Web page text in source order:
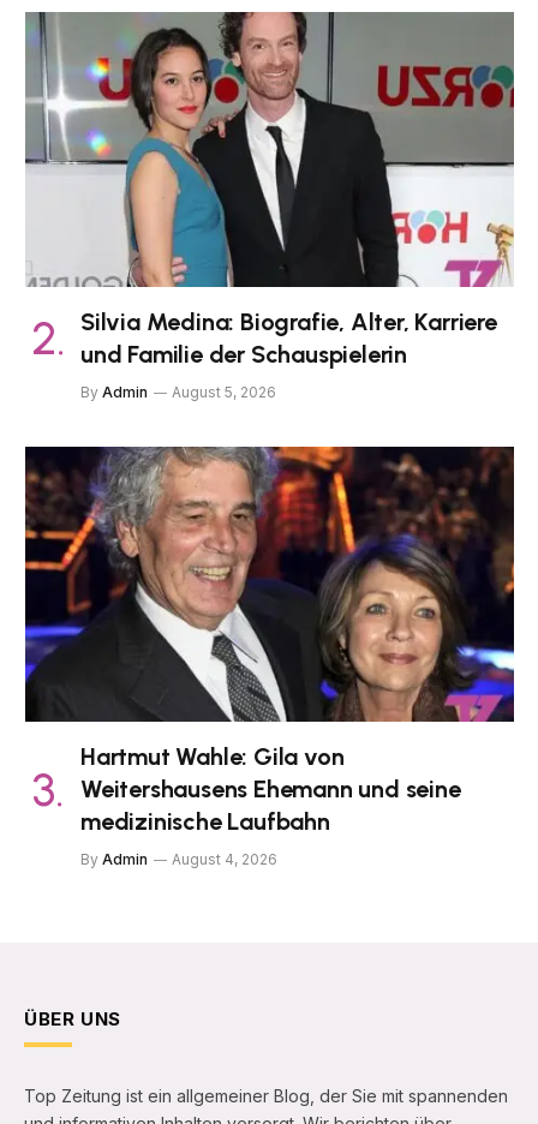
Silvia Medina: Biografie, Alter, Karriere
und Familie der Schauspielerin
By Admin August 5, 2026
Hartmut Wahle: Gila von
Weitershausens Ehemann und seine
medizinische Laufbahn
By Admin August 4, 2026
ÜBER UNS
Top Zeitung ist ein allgemeiner Blog, der Sie mit spannenden